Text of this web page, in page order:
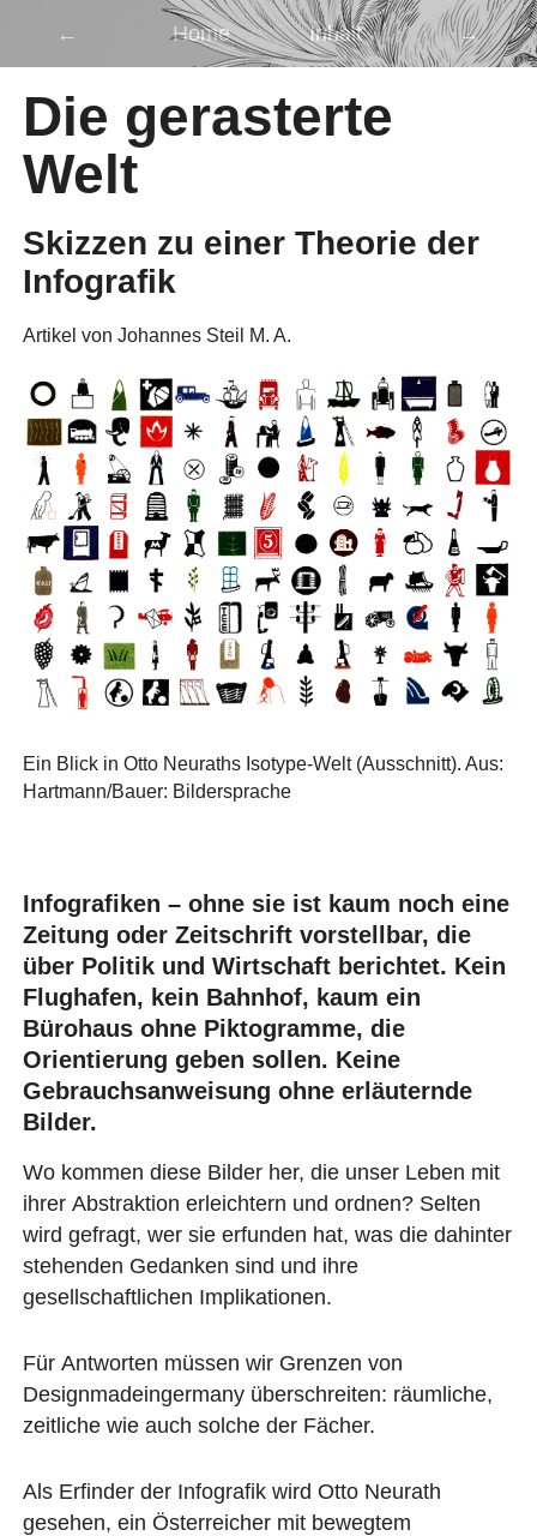
← Home Inhalt →
Die gerasterte
Welt
Skizzen zu einer Theorie der
Infografik
Artikel von Johannes Steil M. A.
Ein Blick in Otto Neuraths Isotype-Welt (Ausschnitt). Aus:
Hartmann/Bauer: Bildersprache
Infografiken – ohne sie ist kaum noch eine
Zeitung oder Zeitschrift vorstellbar, die
über Politik und Wirtschaft berichtet. Kein
Flughafen, kein Bahnhof, kaum ein
Bürohaus ohne Piktogramme, die
Orientierung geben sollen. Keine
Gebrauchsanweisung ohne erläuternde
Bilder.
Wo kommen diese Bilder her, die unser Leben mit
ihrer Abstraktion erleichtern und ordnen? Selten
wird gefragt, wer sie erfunden hat, was die dahinter
stehenden Gedanken sind und ihre
gesellschaftlichen Implikationen.
Für Antworten müssen wir Grenzen von
Designmadeingermany überschreiten: räumliche,
zeitliche wie auch solche der Fächer.
Als Erfinder der Infografik wird Otto Neurath
gesehen, ein Österreicher mit bewegtem